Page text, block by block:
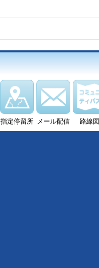
指定停留所 メール配信 路線図